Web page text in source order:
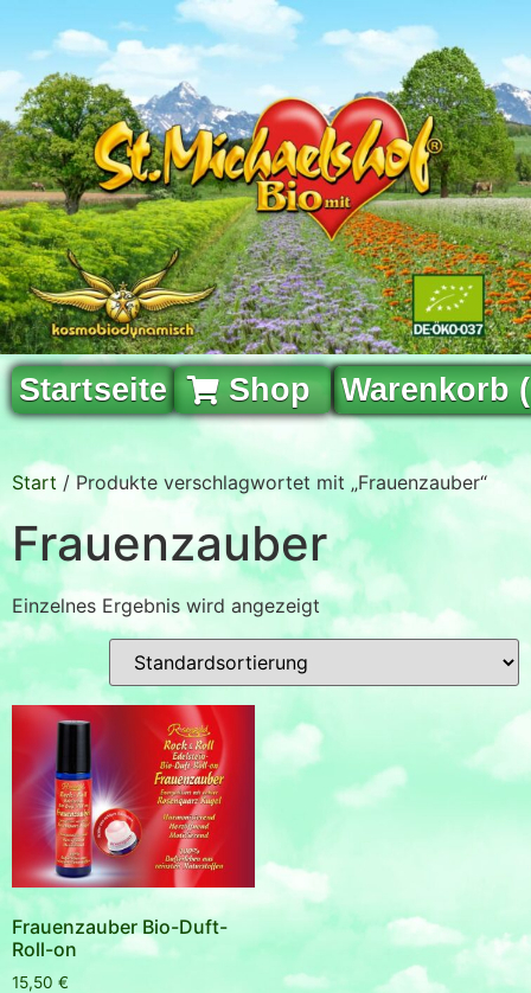
Startseite Shop Warenkorb
Start / Produkte verschlagwortet mit „Frauenzauber“
Frauenzauber
Einzelnes Ergebnis wird angezeigt
Frauenzauber Bio-Duft-
Roll-on
15,50 €